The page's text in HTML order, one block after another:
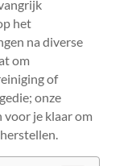
het
na diverse
om
of
onze
voor je klaar om